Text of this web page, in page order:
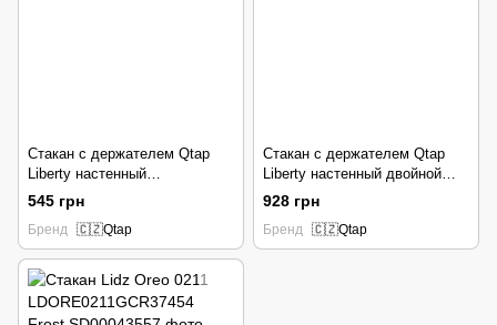
Стакан с держателем Qtap
Liberty настенный
QTLIBBLM1158 Black
545 грн
Бренд 🇨🇿Qtap
Стакан с держателем Qtap
Liberty настенный двойной
QTLIBBLM1155 Black
928 грн
Бренд 🇨🇿Qtap